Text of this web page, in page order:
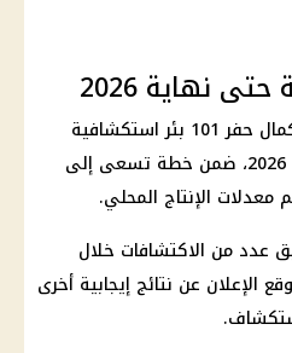
تستهدف وزارة البترول استكمال حفر 101 بئر استكشافية
للنفط والغاز حتى نهاية عام 2026، ضمن خطة تسعى إلى
الإنتاج المحلي.
عدد من الاكتشافات خلال
الإعلان عن نتائج إيجابية أخرى